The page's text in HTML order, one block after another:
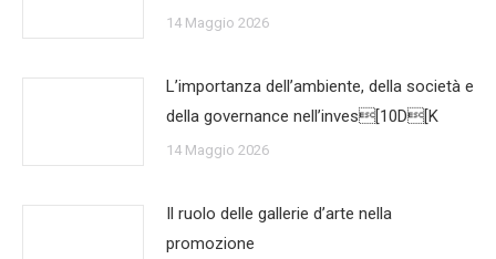
14 Maggio 2026
L’importanza dell’ambiente, della società e
della governance nell’inves[10D[K
14 Maggio 2026
Il ruolo delle gallerie d’arte nella
promozione